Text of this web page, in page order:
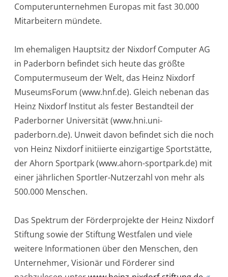
Computerunternehmen Europas mit fast 30.000
Mitarbeitern mündete.
Im ehemaligen Hauptsitz der Nixdorf Computer AG
in Paderborn befindet sich heute das größte
Computermuseum der Welt, das Heinz Nixdorf
MuseumsForum (www.hnf.de). Gleich nebenan das
Heinz Nixdorf Institut als fester Bestandteil der
Paderborner Universität (www.hni.uni-
paderborn.de). Unweit davon befindet sich die noch
von Heinz Nixdorf initiierte einzigartige Sportstätte,
der Ahorn Sportpark (www.ahorn-sportpark.de) mit
einer jährlichen Sportler-Nutzerzahl von mehr als
500.000 Menschen.
Das Spektrum der Förderprojekte der Heinz Nixdorf
Stiftung sowie der Stiftung Westfalen und viele
weitere Informationen über den Menschen, den
Unternehmer, Visionär und Förderer sind